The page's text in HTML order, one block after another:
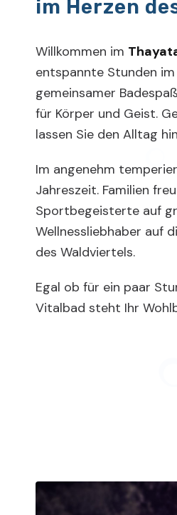
im Herzen
Willkommen im
entspannte Stunden
gemeinsamer
für Körper und Geist.
lassen Sie den Alltag
Im angenehm
Jahreszeit. Familien
Sportbegeisterte auf
Wellnessliebhaber auf
des Waldviertels.
Egal ob für ein paar
Vitalbad steht Ihr